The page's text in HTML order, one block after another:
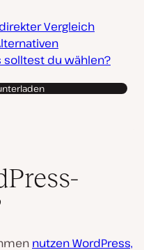
direkter Vergleich
solltest du wählen?
nutzen WordPress,